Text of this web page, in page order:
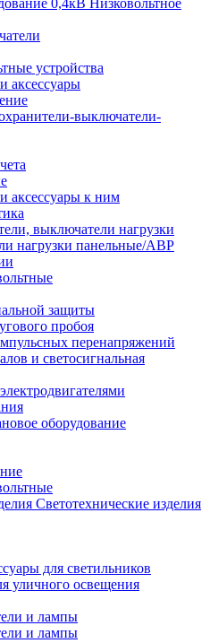
Низковольтное
устройства
аксессуары
выключатели-
аксессуары к ним
выключатели нагрузки
нагрузки панельные/АВР
защиты
пробоя
перенапряжений
и светосигнальная
оборудование
Светотехнические изделия
для светильников
уличного освещения
и лампы
и лампы